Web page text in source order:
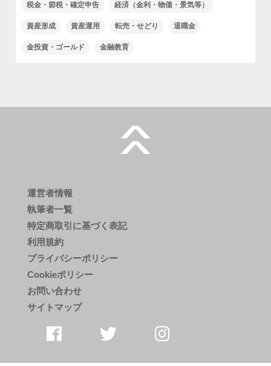
税金・節税・確定申告 経済（金利・物価・景気等）
資産形成 資産運用 転売・せどり 退職金
金投資・ゴールド 金融教育
運営者情報
執筆者一覧
特定商取引に基づく表記
利用規約
プライバシーポリシー
Cookieポリシー
お問い合わせ
サイトマップ